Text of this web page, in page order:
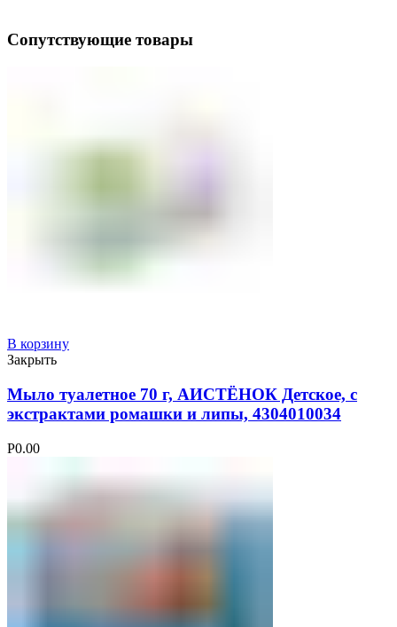
Сопутствующие товары
В корзину
Закрыть
Мыло туалетное 70 г, АИСТЁНОК Детское, с
экстрактами ромашки и липы, 4304010034
Р0.00